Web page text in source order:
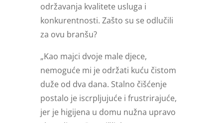
održavanja kvalitete usluga i
konkurentnosti. Zašto su se odlučili
za ovu branšu?
„Kao majci dvoje male djece,
nemoguće mi je održati kuću čistom
duže od dva dana. Stalno čišćenje
postalo je iscrpljujuće i frustrirajuće,
jer je higijena u domu nužna upravo